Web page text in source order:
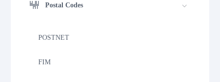
Postal Codes
POSTNET
FIM